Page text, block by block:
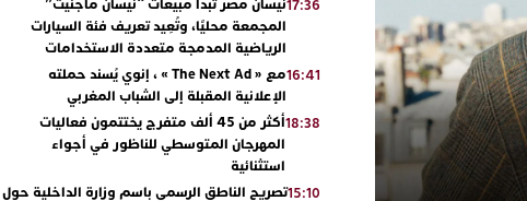
17:36نيسان مصر تبدأ مبيعات “نيسان ماجنيت”
المجمعة محليًا، وتُعِيد تعريف فئة السيارات
الرياضية المدمجة متعددة الاستخدامات
16:41
مع « The Next Ad » ، إنوي يُسند حملته
الإعلانية المقبلة إلى الشباب المغربي
18:38
أكثر من 45 ألف متفرج يختتمون فعاليات
المهرجان المتوسطي للناظور في أجواء
استثنائية
15:10تصريح الناطق الرسمي باسم وزارة الداخلية حول